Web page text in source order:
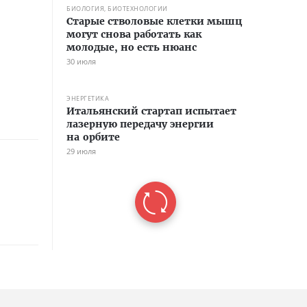
БИОЛОГИЯ, БИОТЕХНОЛОГИИ
Старые стволовые клетки мышц
могут снова работать как
молодые, но есть нюанс
30 июля
ЭНЕРГЕТИКА
Итальянский стартап испытает
лазерную передачу энергии
на орбите
29 июля